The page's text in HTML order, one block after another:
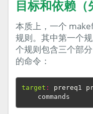
目标和依赖（
本质上，一个
规则。其中第一个
个规则包含三个部
的命令：
target : prereq1